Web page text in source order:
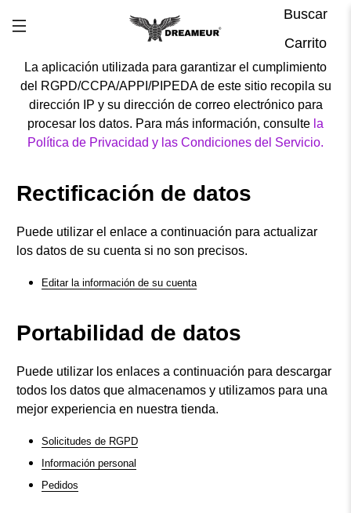
Buscar
Carrito
La aplicación utilizada para garantizar el cumplimiento
del RGPD/CCPA/APPI/PIPEDA de este sitio recopila su
dirección IP y su dirección de correo electrónico para
procesar los datos. Para más información, consulte la
Política de Privacidad y las Condiciones del Servicio.
Rectificación de datos
Puede utilizar el enlace a continuación para actualizar
los datos de su cuenta si no son precisos.
Editar la información de su cuenta
Portabilidad de datos
Puede utilizar los enlaces a continuación para descargar
todos los datos que almacenamos y utilizamos para una
mejor experiencia en nuestra tienda.
Solicitudes de RGPD
Información personal
Pedidos